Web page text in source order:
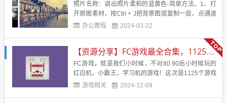
照片名称：调出照片柔和的蓝黄色-简单方法，1、打
开原图素材，按Ctrl + J把背景图层复制一层，点通道
面板，选择蓝色通道，图像 > 应用图像，图层为背
钩， 2、回到图层面板，创建曲线调整图层，蓝通
道：44，182，红通道：89，108&nb...
办公教程 2024-03-22
【资源分享】FC游戏最全合集，1125个游戏
FC游戏，就是我们小时候，不对80 90后小时候玩的
红白机，小霸王，学习机的游戏！这次是1125个游戏
合集，应该是市面上见到的最全的合集了！带模拟
游戏相关 2024-12-09